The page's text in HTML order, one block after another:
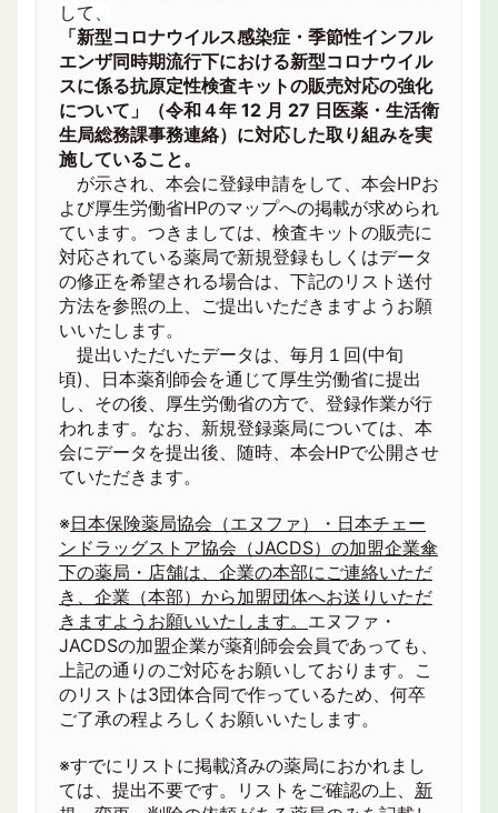
して、
「新型コロナウイルス感染症・季節性インフル
エンザ同時期流行下における新型コロナウイル
スに係る抗原定性検査キットの販売対応の強化
について」（令和４年 12 月 27 日医薬・生活衛
生局総務課事務連絡）に対応した取り組みを実
施していること。
が示され、本会に登録申請をして、本会HPお
よび厚生労働省HPのマップへの掲載が求められ
ています。つきましては、検査キットの販売に
対応されている薬局で新規登録もしくはデータ
の修正を希望される場合は、下記のリスト送付
方法を参照の上、ご提出いただきますようお願
いいたします。
提出いただいたデータは、毎月１回(中旬
頃)、日本薬剤師会を通じて厚生労働省に提出
し、その後、厚生労働省の方で、登録作業が行
われます。なお、新規登録薬局については、本
会にデータを提出後、随時、本会HPで公開させ
ていただきます。
※日本保険薬局協会（エヌファ）・日本チェー
ンドラッグストア協会（JACDS）の加盟企業傘
下の薬局・店舗は、企業の本部にご連絡いただ
き、企業（本部）から加盟団体へお送りいただ
きますようお願いいたします。 エヌファ・
JACDSの加盟企業が薬剤師会会員であっても、
上記の通りのご対応をお願いしております。こ
のリストは3団体合同で作っているため、何卒
ご了承の程よろしくお願いいたします。
※すでにリストに掲載済みの薬局におかれまし
ては、提出不要です。リストをご確認の上、 新